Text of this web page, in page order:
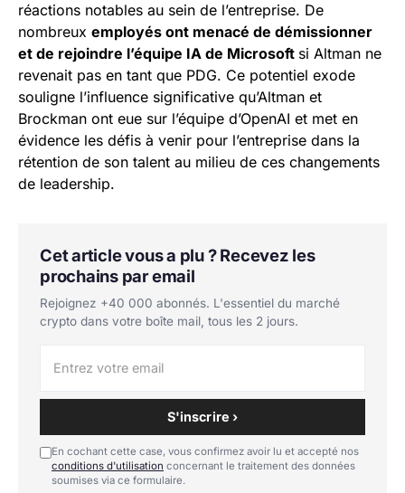
réactions notables au sein de l’entreprise. De
nombreux employés ont menacé de démissionner
et de rejoindre l’équipe IA de Microsoft si Altman ne
revenait pas en tant que PDG. Ce potentiel exode
souligne l’influence significative qu’Altman et
Brockman ont eue sur l’équipe d’OpenAI et met en
évidence les défis à venir pour l’entreprise dans la
rétention de son talent au milieu de ces changements
de leadership.
Cet article vous a plu ? Recevez les
prochains par email
Rejoignez +40 000 abonnés. L'essentiel du marché
crypto dans votre boîte mail, tous les 2 jours.
S'inscrire ›
En cochant cette case, vous confirmez avoir lu et accepté nos
conditions d'utilisation concernant le traitement des données
soumises via ce formulaire.